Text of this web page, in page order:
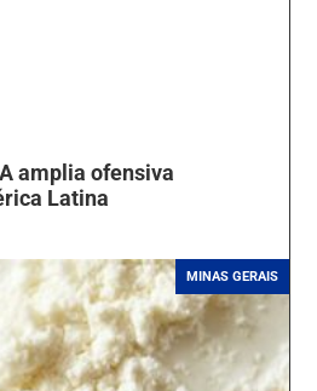
amplia ofensiva
Latina
MINAS GERAIS